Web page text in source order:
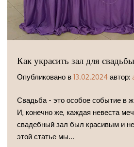
Как украсить зал для свадьбы
Опубликовано в 13.02.2024 автор:
Свадьба - это особое событие в
И, конечно же, каждая невеста
свадебный зал был красивым и
этой статье мы...